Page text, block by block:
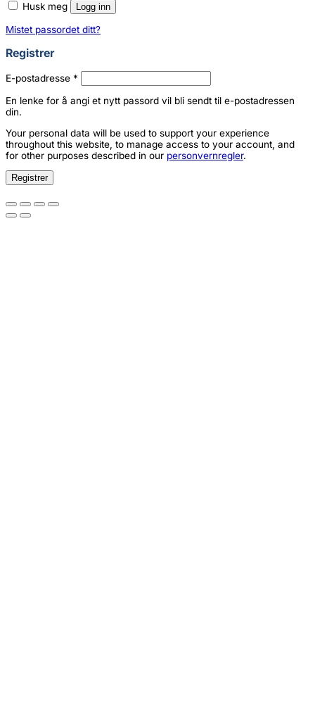
Husk meg Logg inn
Mistet passordet ditt?
Registrer
E-postadresse * Påkrevd
En lenke for å angi et nytt passord vil bli sendt til e-postadressen
din.
Your personal data will be used to support your experience
throughout this website, to manage access to your account, and
for other purposes described in our personvernregler.
Registrer